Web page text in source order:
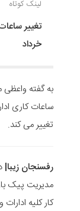
لینک کوتاه
تغییر
خرداد
به گفته واعظی
ساعات کاری
تغییر می کند.
رفسنجان زیبا|
مدیریت پیک
کار کلیه